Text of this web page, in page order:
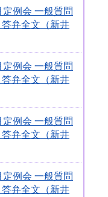
例会 一般質問
弁全文（新井
例会 一般質問
弁全文（新井
例会 一般質問
弁全文（新井
例会 一般質問
弁全文（新井